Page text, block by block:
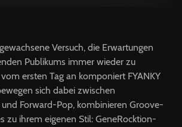
Versuch, die Erwartungen
Publikums immer wieder zu
ersten Tag an komponiert FYANKY
sich dabei zwischen
Forward-Pop, kombinieren Groove-
zu ihrem eigenen Stil: GeneRocktion-